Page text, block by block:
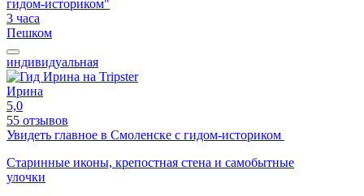
3 часа
Пешком
индивидуальная
Ирина
5,0
55 отзывов
Увидеть главное в Смоленске с гидом-историком
Старинные иконы, крепостная стена и самобытные
улочки